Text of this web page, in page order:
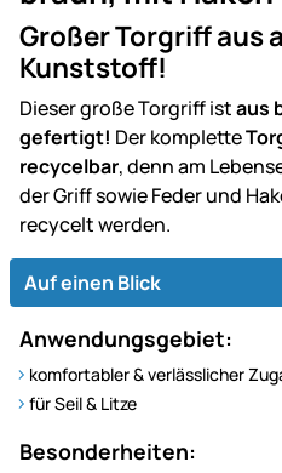
Großer Torgriff aus
Kunststoff!
Dieser große Torgriff istaus
gefertigt! Der komplette
recycelbar, denn am
der Griff sowie Feder und
recycelt werden.
Auf einen Blick
Anwendungsgebiet:
komfortabler & verlässlicher
für Seil & Litze
Besonderheiten: